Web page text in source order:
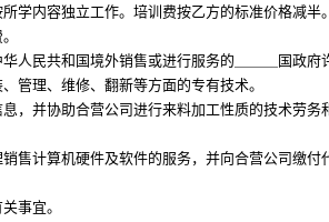
学内容独立工作。培训费按乙方的标准价格减半
人民共和国境外销售或进行服务的＿＿＿国政府
管理、维修、翻新等方面的专有技术。
，并协助合营公司进行来料加工性质的技术劳务
售计算机硬件及软件的服务，并向合营公司缴付
事宜。